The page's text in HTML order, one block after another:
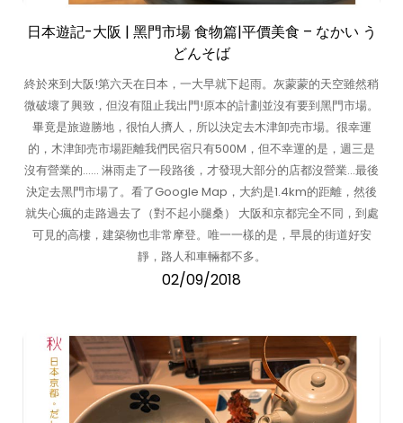
日本遊記-大阪 | 黑門市場 食物篇|平價美食 – なかい う
どんそば
終於來到大阪!第六天在日本，一大早就下起雨。灰蒙蒙的天空雖然稍
微破壞了興致，但沒有阻止我出門!原本的計劃並沒有要到黑門市場。
畢竟是旅遊勝地，很怕人擠人，所以決定去木津卸売市場。很幸運
的，木津卸売市場距離我們民宿只有500M，但不幸運的是，週三是
沒有營業的…… 淋雨走了一段路後，才發現大部分的店都沒營業…最後
決定去黑門市場了。看了Google Map，大約是1.4km的距離，然後
就失心瘋的走路過去了（對不起小腿桑） 大阪和京都完全不同，到處
可見的高樓，建築物也非常摩登。唯一一樣的是，早晨的街道好安
靜，路人和車輛都不多。
02/09/2018